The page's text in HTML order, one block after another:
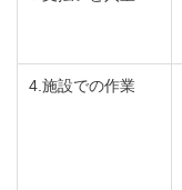
4.施設での作業